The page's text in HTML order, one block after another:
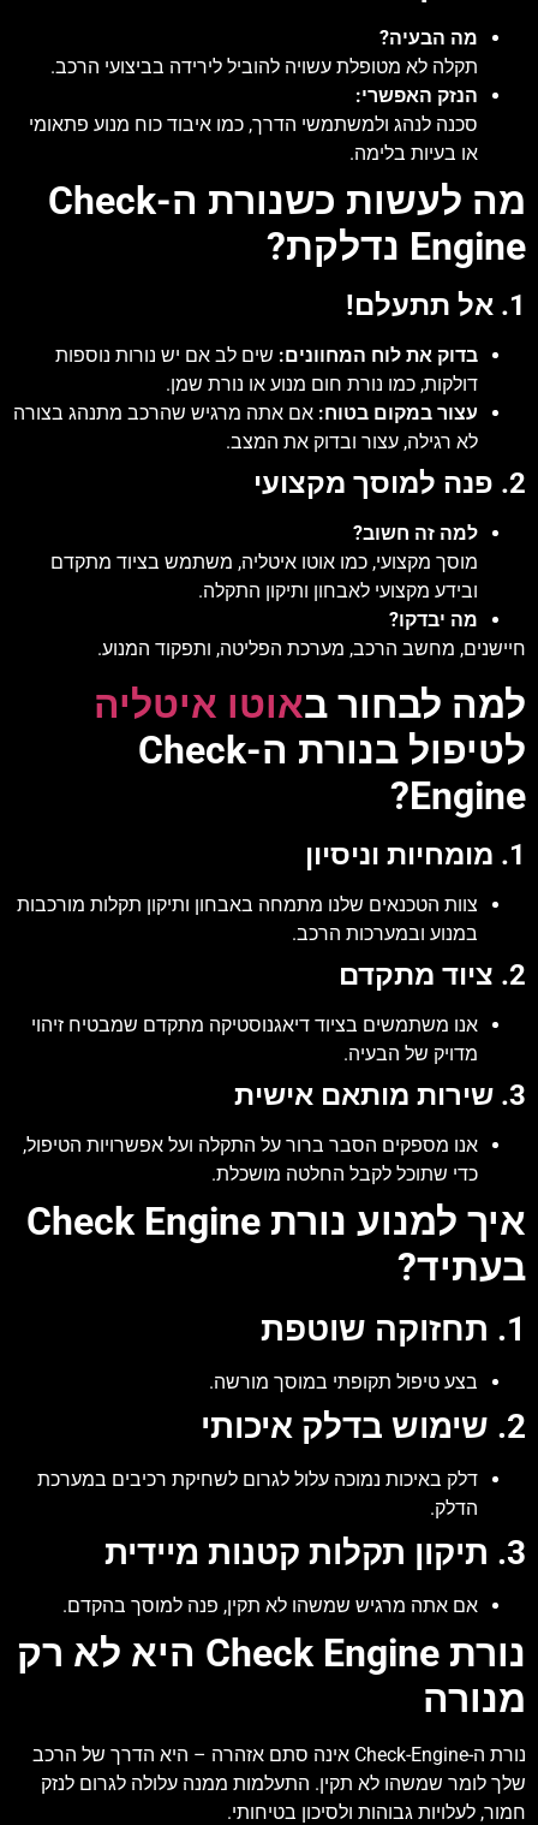
מה הבעיה?
תקלה לא מטופלת עשויה להוביל לירידה בביצועי הרכב.
הנזק האפשרי:
סכנה לנהג ולמשתמשי הדרך, כמו איבוד כוח מנוע פתאומי
או בעיות בלימה.
מה לעשות כשנורת ה-Check
Engine נדלקת?
1. אל תתעלם!
בדוק את לוח המחוונים: שים לב אם יש נורות נוספות
דולקות, כמו נורת חום מנוע או נורת שמן.
עצור במקום בטוח: אם אתה מרגיש שהרכב מתנהג בצורה
לא רגילה, עצור ובדוק את המצב.
2. פנה למוסך מקצועי
למה זה חשוב?
מוסך מקצועי, כמו אוטו איטליה, משתמש בציוד מתקדם
ובידע מקצועי לאבחון ותיקון התקלה.
מה יבדקו?
חיישנים, מחשב הרכב, מערכת הפליטה, ותפקוד המנוע.
למה לבחור באוטו איטליה
לטיפול בנורת ה-Check
Engine?
1. מומחיות וניסיון
צוות הטכנאים שלנו מתמחה באבחון ותיקון תקלות מורכבות
במנוע ובמערכות הרכב.
2. ציוד מתקדם
אנו משתמשים בציוד דיאגנוסטיקה מתקדם שמבטיח זיהוי
מדויק של הבעיה.
3. שירות מותאם אישית
אנו מספקים הסבר ברור על התקלה ועל אפשרויות הטיפול,
כדי שתוכל לקבל החלטה מושכלת.
איך למנוע נורת Check Engine
בעתיד?
1. תחזוקה שוטפת
בצע טיפול תקופתי במוסך מורשה.
2. שימוש בדלק איכותי
דלק באיכות נמוכה עלול לגרום לשחיקת רכיבים במערכת
הדלק.
3. תיקון תקלות קטנות מיידית
אם אתה מרגיש שמשהו לא תקין, פנה למוסך בהקדם.
נורת Check Engine היא לא רק
מנורה
נורת ה-Check-Engine אינה סתם אזהרה – היא הדרך של הרכב
שלך לומר שמשהו לא תקין. התעלמות ממנה עלולה לגרום לנזק
חמור, לעלויות גבוהות ולסיכון בטיחותי.